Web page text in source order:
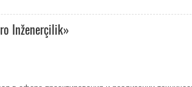
Inženerçilik»